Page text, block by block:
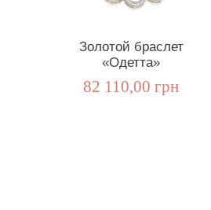
Золотой браслет
«Одетта»
82 110,00 грн